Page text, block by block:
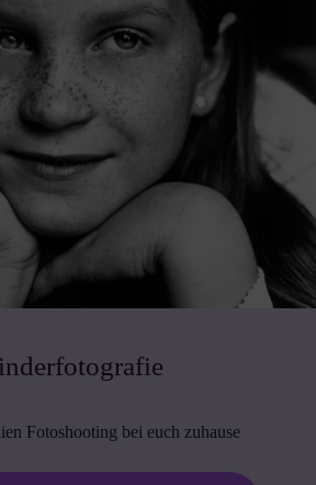
Fotoshooting bei euch zuhause